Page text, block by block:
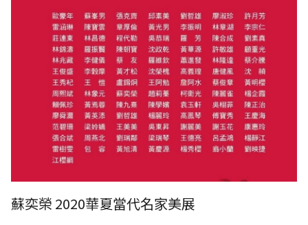
蘇奕榮 2020華夏當代名家美展